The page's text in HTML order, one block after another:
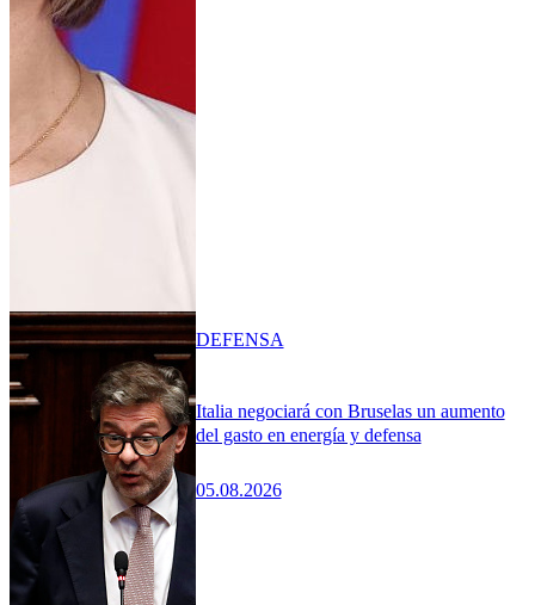
Italia negociará con Bruselas un aumento
del gasto en energía y defensa
05.08.2026
DEFENSA